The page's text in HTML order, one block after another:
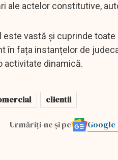
ale actelor constitutive,
vastă și cuprinde
în fața instanțelor de
activitate dinamică.
clientii
Urmăriți-ne și pe Google